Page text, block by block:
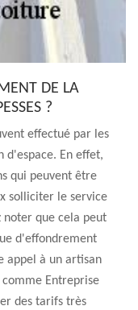
DE LA
?
effectué par les
d'espace. En effet,
qui peuvent être
solliciter le service
noter que cela peut
d'effondrement
appel à un artisan
Entreprise
des tarifs très